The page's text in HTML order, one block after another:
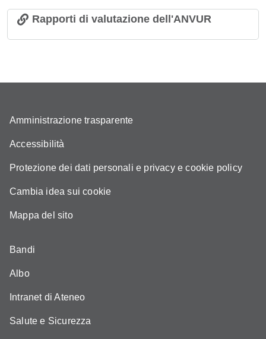
Rapporti di valutazione dell'ANVUR
Amministrazione trasparente
Accessibilità
Protezione dei dati personali e privacy e cookie policy
Cambia idea sui cookie
Mappa del sito
Bandi
Albo
Intranet di Ateneo
Salute e Sicurezza